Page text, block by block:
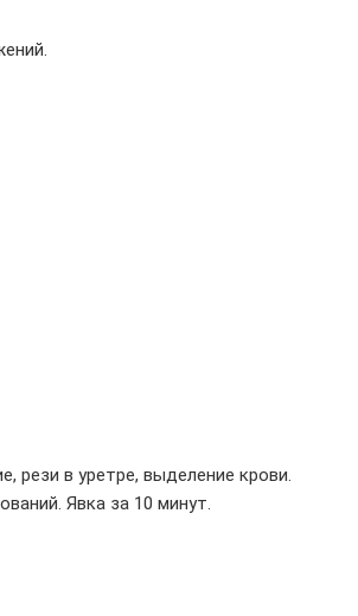
рези в уретре, выделение крови.
Явка за 10 минут.